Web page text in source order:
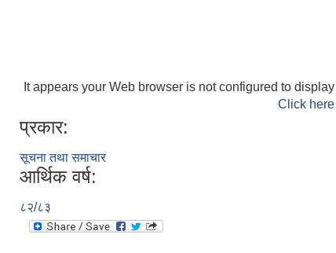
It appears your Web browser is not configured to
Click
प्रकार:
सूचना तथा समाचार
आर्थिक वर्ष:
८२/८३